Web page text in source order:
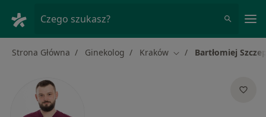
Czego szukasz?
Strona Główna Ginekolog Kraków Zmień miasto
Bartłomiej